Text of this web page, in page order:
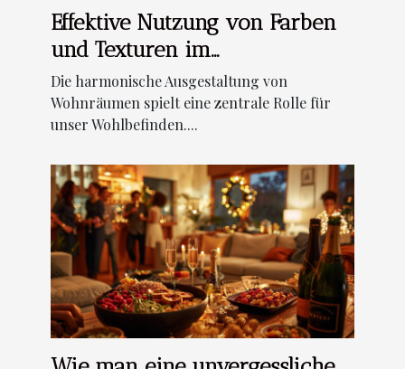
Effektive Nutzung von Farben
und Texturen im
Wohnzimmerdesign
Die harmonische Ausgestaltung von
Wohnräumen spielt eine zentrale Rolle für
unser Wohlbefinden....